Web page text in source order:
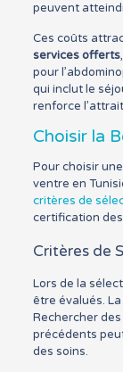
peuvent
Ces coûts
services offerts
pour
qui inclut le
renforce
Choisir la
Pour choisir
ventre en
critères de
certification
Critères de
Lors de la
être évalués. La
Rechercher des
précédents
des soins.